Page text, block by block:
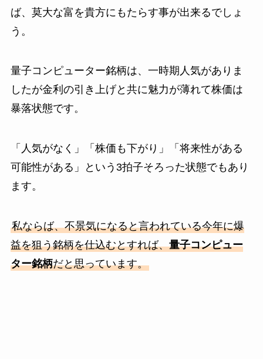
ば、莫大な富を貴方にもたらす事が出来るでしょ
う。
量子コンピューター銘柄は、一時期人気がありま
したが金利の引き上げと共に魅力が薄れて株価は
暴落状態です。
「人気がなく」「株価も下がり」「将来性がある
可能性がある」という3拍子そろった状態でもあり
ます。
私ならば、不景気になると言われている今年に爆
益を狙う銘柄を仕込むとすれば、量子コンピュー
ター銘柄だと思っています。